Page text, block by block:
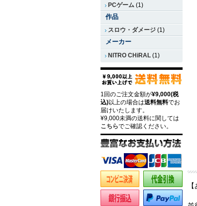
PCゲーム (1)
作品
スロウ・ダメージ (1)
メーカー
NITRO CHiRAL (1)
1回のご注文金額が¥9,000(税
込)以上の場合は送料無料でお
届けいたします。
¥9,000未満の送料に関しては
こちらでご確認ください。